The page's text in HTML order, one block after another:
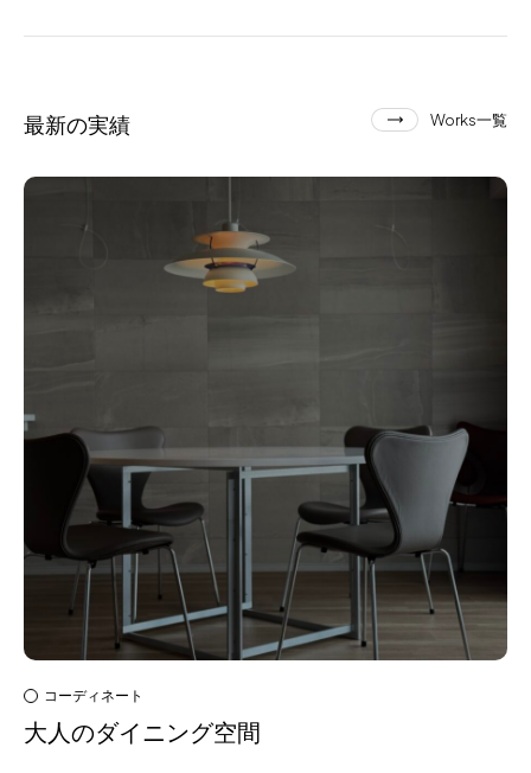
最新の実績 Works一覧
コーディネート
大人のダイニング空間